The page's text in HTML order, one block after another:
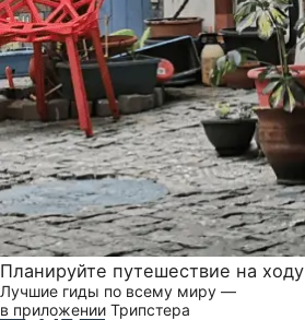
Планируйте путешествие на ходу
Лучшие гиды по всему миру —
в приложении Трипстера